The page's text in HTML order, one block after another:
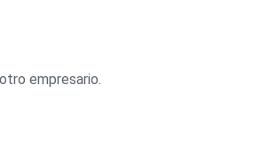
empresario.